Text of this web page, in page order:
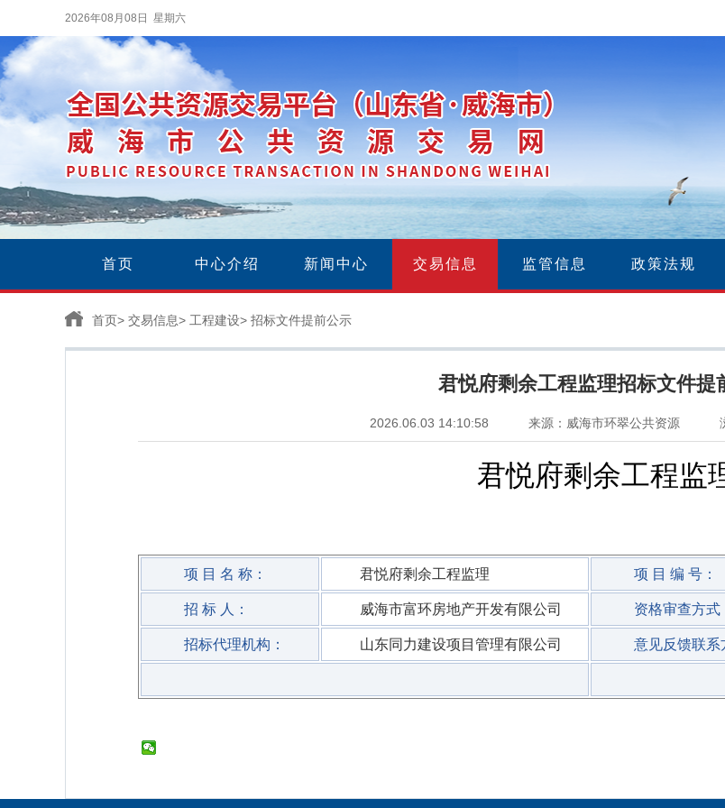
2026年08月08日 星期六
首页 中心介绍 新闻中心 交易信息 监管信息 政策法规
首页> 交易信息> 工程建设> 招标文件提前公示
君悦府剩余工程监理招标文件提
2026.06.03 14:10:58 来源：威海市环翠公共资源
君悦府剩余工程监
项 目 名 称： 君悦府剩余工程监理 项 目 编 号：
招 标 人： 威海市富环房地产开发有限公司 资格审查方式
招标代理机构： 山东同力建设项目管理有限公司 意见反馈联系